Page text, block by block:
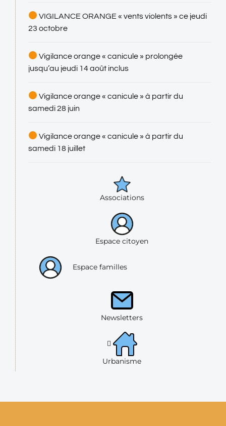
VIGILANCE ORANGE « vents violents » ce jeudi
23 octobre
Vigilance orange « canicule » prolongée
jusqu’au jeudi 14 août inclus
Vigilance orange « canicule » à partir du
samedi 28 juin
Vigilance orange « canicule » à partir du
samedi 18 juillet
Associations
Espace citoyen
Espace familles
Newsletters
Urbanisme